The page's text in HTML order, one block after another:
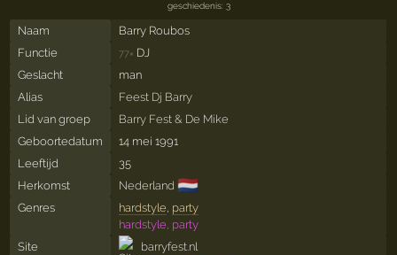
geschiedenis: 3
Naam
Barry Roubos
Functie
77× DJ
Geslacht
man
Alias
Feest Dj Barry
Lid van groep
Barry Fest & De Mike
Geboortedatum
14 mei 1991
Leeftijd
35
Herkomst
Nederland 🇳🇱
Genres hardstyle, party
hardstyle, party
Site
barryfest.nl